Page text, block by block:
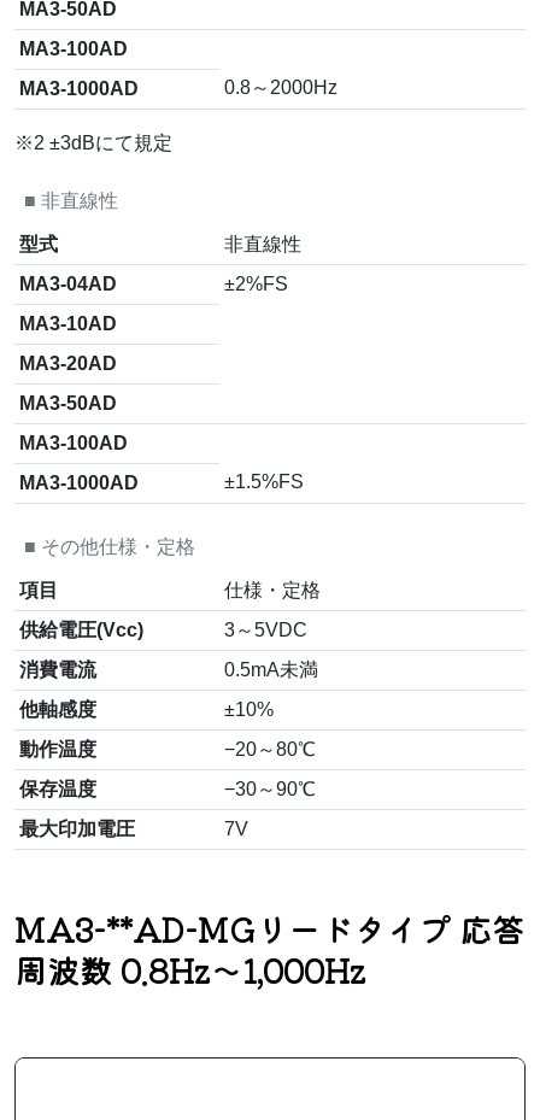
MA3-50AD
MA3-100AD
MA3-1000AD
0.8～2000Hz
※2 ±3dBにて規定
■ 非直線性
型式
非直線性
MA3-04AD
±2%FS
MA3-10AD
MA3-20AD
MA3-50AD
MA3-100AD
MA3-1000AD
±1.5%FS
■ その他仕様・定格
項目
仕様・定格
供給電圧(Vcc)
3～5VDC
消費電流
0.5mA未満
他軸感度
±10%
動作温度
−20～80℃
保存温度
−30～90℃
最大印加電圧
7V
MA3-**AD-MGリードタイプ 応答
周波数 0.8Hz～1,000Hz